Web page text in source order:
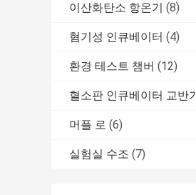
이산화탄소 항온기 (8)
혐기성 인큐베이터 (4)
환경 테스트 챔버 (12)
혈소판 인큐베이터 교반기
머플 로 (6)
실험실 수조 (7)